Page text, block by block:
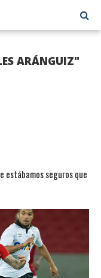
ARÁNGUIZ"
estábamos seguros que